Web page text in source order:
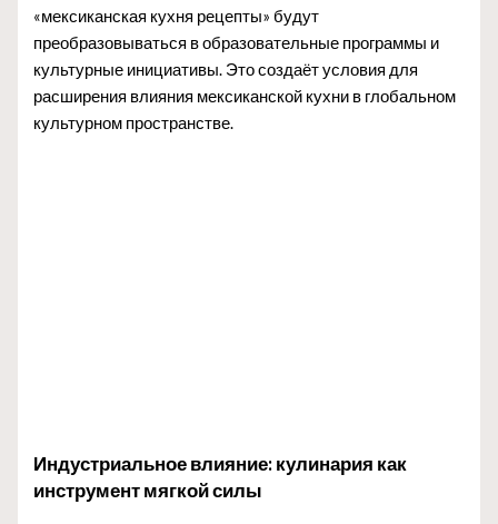
«мексиканская кухня рецепты» будут
преобразовываться в образовательные программы и
культурные инициативы. Это создаёт условия для
расширения влияния мексиканской кухни в глобальном
культурном пространстве.
Индустриальное влияние: кулинария как
инструмент мягкой силы